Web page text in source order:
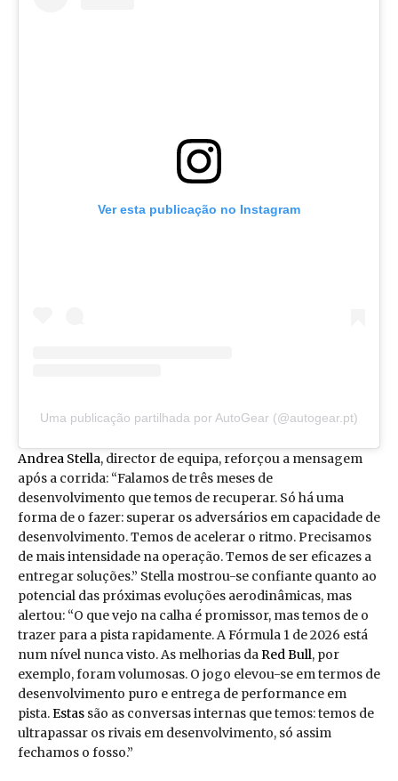
Ver esta publicação no Instagram
Uma publicação partilhada por AutoGear (@autogear.pt)
Andrea Stella, director de equipa, reforçou a mensagem
após a corrida: “Falamos de três meses de
desenvolvimento que temos de recuperar. Só há uma
forma de o fazer: superar os adversários em capacidade de
desenvolvimento. Temos de acelerar o ritmo. Precisamos
de mais intensidade na operação. Temos de ser eficazes a
entregar soluções.” Stella mostrou-se confiante quanto ao
potencial das próximas evoluções aerodinâmicas, mas
alertou: “O que vejo na calha é promissor, mas temos de o
trazer para a pista rapidamente. A Fórmula 1 de 2026 está
num nível nunca visto. As melhorias daRed Bull, por
exemplo, foram volumosas. O jogo elevou-se em termos de
desenvolvimento puro e entrega de performance em
pista.Estas são as conversas internas que temos: temos de
ultrapassar os rivais em desenvolvimento, só assim
fechamos o fosso.”